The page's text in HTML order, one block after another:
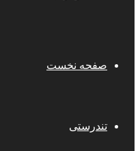
صفحه نخست
تندرستی